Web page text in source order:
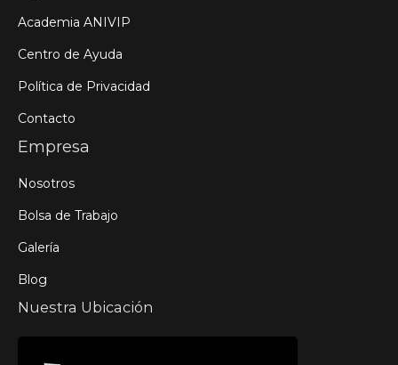
Academia ANIVIP
Centro de Ayuda
Política de Privacidad
Contacto
Empresa
Nosotros
Bolsa de Trabajo
Galería
Blog
Nuestra Ubicación